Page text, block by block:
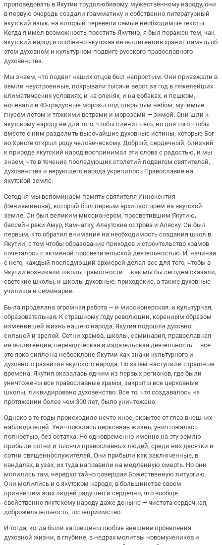
проповедовать в Якутии трудолюбивому, мужественному народу, они
в первую очередь создали грамматику и собственно литературный
якутский язык, на который перевели самые необходимые тексты.
Когда я имел возможность посетить Якутию, я был поражен тем, как
якутский народ и особенно якутская интеллигенция хранит память об
этом духовном и культурном подвиге русского православного
духовенства.
Мы знаем, что подвиг наших отцов был непростым. Они приезжали в
земли неустроенные, покрывали тысячи верст за год в тяжелейших
климатических условиях, и на оленях, и на собаках, и пешком,
ночевали в 40-градусные морозы под открытым небом, мучимые
гнусом летом и тяжкими ветрами и морозами — зимой. Они шли к
якутскому народу не для того, чтобы пленить его, но для того чтобы
вместе с ним разделить высочайшие духовные истины, которые Бог
во Христе открыл роду человеческому. Добрый, сердечный, близкий
к природе якутский народ воспринимал эти слова с радостью, и мы
знаем, что в течение последующих столетий подвигом святителей,
духовенства и верующего народа укрепилось Православие на
якутской земле.
Сегодня мы вспоминаем память святителя Иннокентия
(Вениаминова), который был первым архипастырем на якутской
земле. Он был великим миссионером, просветившим Якутию,
бассейн реки Амур, Камчатку, Алеутские острова и Аляску. Он был
первым, кто обратил внимание на необходимость создания школ в
Якутии, с тем чтобы образование приходов и строительство храмов
сочеталось с активной просветительской деятельностью. И, начиная
с него, каждый последующий архиерей делал все для того, чтобы в
Якутии возникали школы грамотности — как мы бы сегодня сказали,
светские школы, и школы духовные, приходские, а также духовные
училища и семинарии.
Была проделана огромная работа — и миссионерская, и культурная,
образовательная. К страшному году революции, коренным образом
изменившей жизнь нашего народа, Якутия подошла духовно
сильной и зрелой. Сотни храмов, школы, семинария, православная
интеллигенция, переводческая и издательская деятельность — все
это ярко сияло на небосклоне Якутии как знаки культурного и
духовного развития якутского народа. Но затем наступили страшные
времена. Якутия оказалась одним из первых регионов, где были
уничтожены все православные храмы, закрыты все церковные
школы, ликвидировано духовенство. Все то, что создавалось на
протяжении более чем 300 лет, было уничтожено.
Однако в те годы происходило нечто иное, скрытое от глаз внешних
наблюдателей. Уничтожалась церковная жизнь, уничтожалась
полностью, без остатка. Но одновременно именно на эту землю
прибыли сотни и тысячи православных людей, среди них десятки и
сотни священнослужителей. Они прибыли как заключенные, в
кандалах, в узах, их туда направили на медленную смерть. Но они
молились там, нередко тайно совершая Божественную литургию.
Они молились и о якутском народе, в большинстве своем
принявшем этих людей радушно и сердечно, что вообще
свойственно якутскому народу даже доныне — чистота сердечная,
доброжелательность, гостеприимство.
И тогда, когда были запрещены любые внешние проявления
духовной жизни, в глубине, в недрах молитвы новомучеников и